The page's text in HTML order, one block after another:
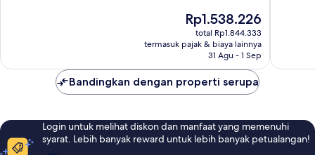
Harga
sekarang
Rp1.538.226
Rp1.538.226
total Rp1.844.333
termasuk pajak & biaya lainnya
31 Agu - 1 Sep
Bandingkan dengan properti serupa
Login untuk melihat diskon dan manfaat yang memenuhi
syarat. Lebih banyak reward untuk lebih banyak petualangan!